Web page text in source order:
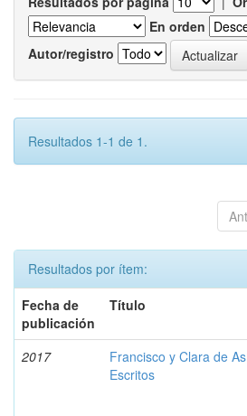
En orden
Autor/registro
Resultados 1-1 de 1.
Resultados por ítem:
Fecha de
publicación
Título
2017
Francisco y Clara de
Escritos